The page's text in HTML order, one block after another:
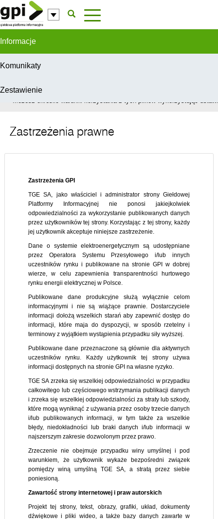
Przejdź do komentarzy
Informacje
Komunikaty
Zestawienie
W celu świadczenia usług na najwyższym poziomie, serwis GPI
Możesz określić warunki korzystania z tych plików wykorzystując
Zastrzeżenia prawne
Zastrzeżenia GPI
TGE SA, jako właściciel i administrator strony Giełdowej
Platformy Informacyjnej nie ponosi jakiejkolwiek
odpowiedzialności za wykorzystanie publikowanych danych
przez użytkowników tej strony. Korzystając z tej strony, każdy
jej użytkownik akceptuje niniejsze zastrzeżenie.
Dane o systemie elektroenergetycznym są udostępniane
przez Operatora Systemu Przesyłowego i/lub innych
uczestników rynku i publikowane na stronie GPI w dobrej
wierze, w celu zapewnienia transparentności hurtowego
rynku energii elektrycznej w Polsce.
Publikowane dane produkcyjne służą wyłącznie celom
informacyjnymi i nie są wiążące prawnie. Dostarczyciele
informacji dołożą wszelkich starań aby zapewnić dostęp do
informacji, które maja do dyspozycji, w sposób rzetelny i
terminowy z wyjątkiem wystąpienia przypadku siły wyższej.
Publikowane dane przeznaczone są głównie dla aktywnych
uczestników rynku. Każdy użytkownik tej strony używa
informacji dostępnych na stronie GPI na własne ryzyko.
TGE SA zrzeka się wszelkiej odpowiedzialności w przypadku
całkowitego lub częściowego wstrzymania publikacji danych
i zrzeka się wszelkiej odpowiedzialności za straty lub szkody,
które mogą wyniknąć z używania przez osoby trzecie danych
i/lub publikowanych informacji, w tym także za wszelkie
błędy, niedokładności lub braki danych i/lub informacji w
najszerszym zakresie dozwolonym przez prawo.
Zrzeczenie nie obejmuje przypadku winy umyślnej i pod
warunkiem, że użytkownik wykaże bezpośredni związek
pomiędzy winą umyślną TGE SA, a stratą przez siebie
poniesioną.
Zawartość strony internetowej i praw autorskich
Projekt tej strony, tekst, obrazy, grafiki, układ, dokumenty
dźwiękowe i pliki wideo, a także bazy danych zawarte w